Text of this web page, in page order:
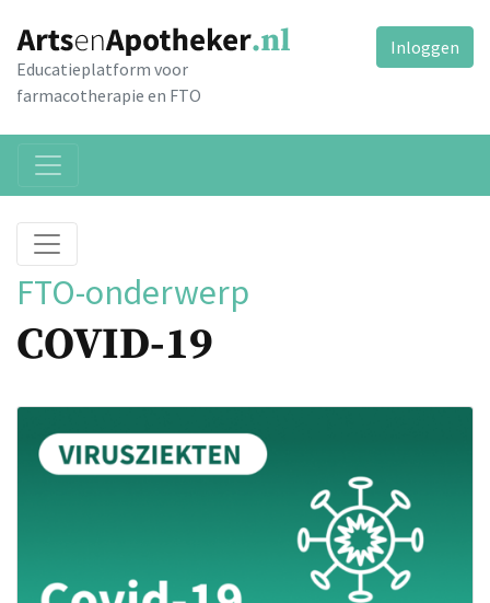
Educatieplatform voor
farmacotherapie en FTO
Inloggen
FTO-onderwerp
COVID-19